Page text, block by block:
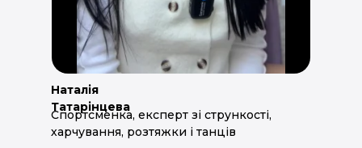
Наталія
Татарінцева
Спортсменка, експерт зі стрункості,
харчування, розтяжки і танців